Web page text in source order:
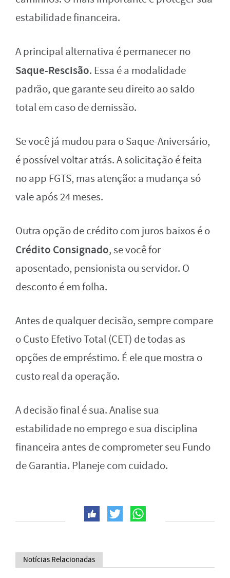
estabilidade financeira.
A principal alternativa é permanecer no
Saque-Rescisão. Essa é a modalidade
padrão, que garante seu direito ao saldo
total em caso de demissão.
Se você já mudou para o Saque-Aniversário,
é possível voltar atrás. A solicitação é feita
no app FGTS, mas atenção: a mudança só
vale após 24 meses.
Outra opção de crédito com juros baixos é o
Crédito Consignado, se você for
aposentado, pensionista ou servidor. O
desconto é em folha.
Antes de qualquer decisão, sempre compare
o Custo Efetivo Total (CET) de todas as
opções de empréstimo. É ele que mostra o
custo real da operação.
A decisão final é sua. Analise sua
estabilidade no emprego e sua disciplina
financeira antes de comprometer seu Fundo
de Garantia. Planeje com cuidado.
Notícias Relacionadas